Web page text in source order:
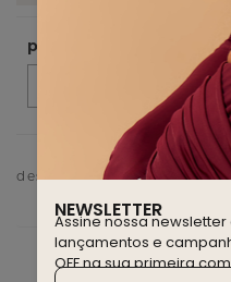
descrição do produto
NEWSLETTER
Assine nossa
lançamentos e
OFF na sua primeira